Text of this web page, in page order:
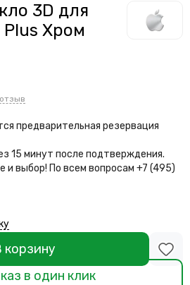
3D для
Plus Хром
предварительная резервация
15 минут после подтверждения.
и выбор! По всем вопросам +7 (495)
корзину
в один клик